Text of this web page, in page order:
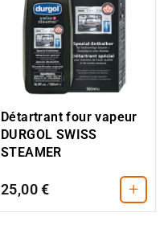
Détartrant four vapeur
DURGOL SWISS
STEAMER
25,00 € +